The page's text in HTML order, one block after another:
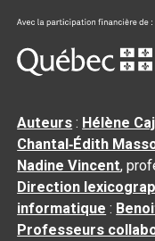
Auteurs : Hélène
Chantal‑Édith
Nadine Vincent,
Direction
informatique :
Professeurs